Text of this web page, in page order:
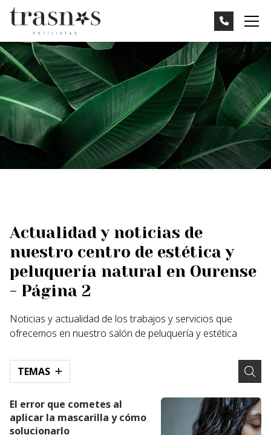
Actualidad y noticias de
nuestro centro de estética y
peluquería natural en Ourense
- Página 2
Noticias y actualidad de los trabajos y servicios que
ofrecemos en nuestro salón de peluquería y estética
TEMAS
El error que cometes al
aplicar la mascarilla y cómo
solucionarlo